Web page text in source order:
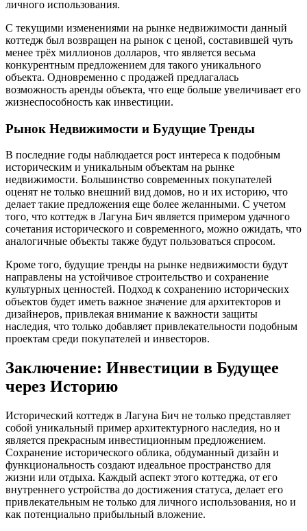
личного использования.
С текущими изменениями на рынке недвижимости данный
коттедж был возвращен на рынок с ценой, составившей чуть
менее трёх миллионов долларов, что является весьма
конкурентным предложением для такого уникального
объекта. Одновременно с продажей предлагалась
возможность аренды объекта, что еще больше увеличивает его
жизнеспособность как инвестиции.
Рынок Недвижимости и Будущие Тренды
В последние годы наблюдается рост интереса к подобным
историческим и уникальным объектам на рынке
недвижимости. Большинство современных покупателей
оценят не только внешний вид домов, но и их историю, что
делает такие предложения еще более желанными. С учетом
того, что коттедж в Лагуна Бич является примером удачного
сочетания исторического и современного, можно ожидать, что
аналогичные объекты также будут пользоваться спросом.
Кроме того, будущие тренды на рынке недвижимости будут
направлены на устойчивое строительство и сохранение
культурных ценностей. Подход к сохранению исторических
объектов будет иметь важное значение для архитекторов и
дизайнеров, привлекая внимание к важности защиты
наследия, что только добавляет привлекательности подобным
проектам среди покупателей и инвесторов.
Заключение: Инвестиции в Будущее
через Историю
Исторический коттедж в Лагуна Бич не только представляет
собой уникальный пример архитектурного наследия, но и
является прекрасным инвестиционным предложением.
Сохранение исторического облика, обдуманный дизайн и
функциональность создают идеальное пространство для
жизни или отдыха. Каждый аспект этого коттеджа, от его
внутреннего устройства до достижения статуса, делает его
привлекательным не только для личного использования, но и
как потенциально прибыльный вложение.